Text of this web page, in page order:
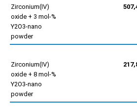
Zirconium(IV)
oxide + 3 mol-%
Y2O3-nano
powder
Zirconium(IV)
oxide + 8 mol-%
Y2O3-nano
powder